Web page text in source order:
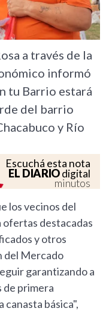
a través de la
informó
tu Barrio estará
del barrio
y Río
Escuchá esta nota
EL DIARIOdigital
minutos
los vecinos del
ofertas destacadas
y otros
del Mercado
garantizando a
de primera
canasta básica",